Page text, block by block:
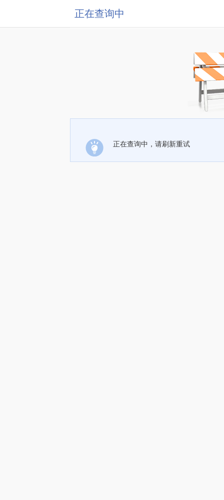
正在查询中
正在查询中，请刷新重试